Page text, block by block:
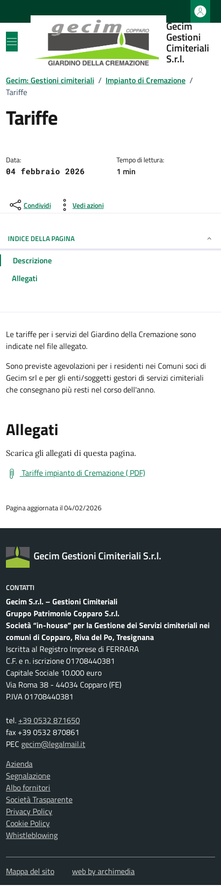
Gecim
Gestioni
Cimiteriali
S.r.l.
Gecim: Gestioni cimiteriali / Impianto di Cremazione /
Tariffe
Tariffe
Data:
04 febbraio 2026
Tempo di lettura:
1 min
Condividi Vedi azioni
INDICE DELLA PAGINA
Descrizione
Allegati
Le tariffe per i servizi del Giardino della Cremazione sono
indicate nel file allegato.
Sono previste agevolazioni per i residenti nei Comuni soci di
Gecim srl e per gli enti/soggetti gestori di servizi cimiteriali
che consegnano più resti nel corso dell'anno.
Allegati
Scarica gli allegati di questa pagina.
Tariffe impianto di Cremazione ( PDF)
Pagina aggiornata il 04/02/2026
Gecim Gestioni Cimiteriali S.r.l.
CONTATTI
Gecim S.r.l. – Gestioni Cimiteriali
Gruppo Patrimonio Copparo S.r.l.
Società “in-house” per la Gestione dei Servizi cimiteriali nei
comuni di Copparo, Riva del Po, Tresignana
Iscritta al Registro Imprese di FERRARA
C.F. e n. iscrizione 01708440381
Capitale Sociale 10.000 euro
Via Roma 38 - 44034 Copparo (FE)
P.IVA 01708440381
tel. +39 0532 871650
fax +39 0532 870861
PEC gecim@legalmail.it
Azienda
Segnalazione
Albo fornitori
Società Trasparente
Privacy Policy
Cookie Policy
Whistleblowing
Mappa del sito web by archimedia